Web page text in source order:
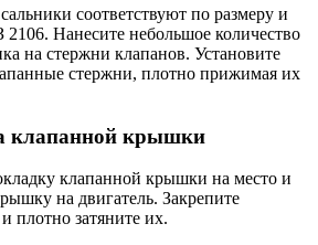
соответствуют по размеру и
Нанесите небольшое количество
на стержни клапанов. Установите
стержни, плотно прижимая их
клапанной крышки
клапанной крышки на место и
на двигатель. Закрепите
плотно затяните их.